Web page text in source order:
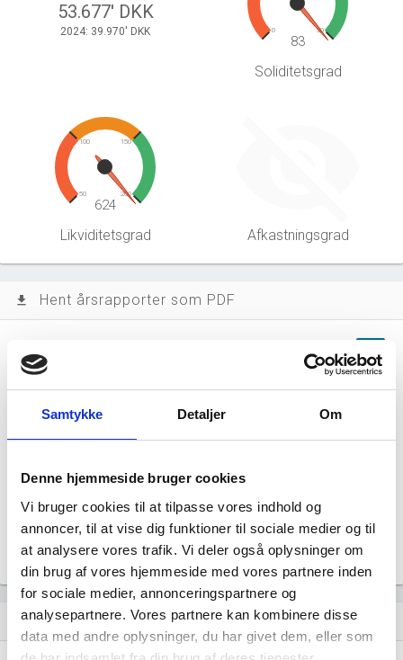
Samtykke Detaljer Om
Denne hjemmeside bruger cookies
Vi bruger cookies til at tilpasse vores indhold og
annoncer, til at vise dig funktioner til sociale medier og til
at analysere vores trafik. Vi deler også oplysninger om
din brug af vores hjemmeside med vores partnere inden
for sociale medier, annonceringspartnere og
analysepartnere. Vores partnere kan kombinere disse
data med andre oplysninger, du har givet dem, eller som
53.677' DKK
2024: 39.970' DKK 0 30
83
Soliditetsgrad
50
100 150
200
624
Likviditetsgrad Afkastningsgrad
file_download Hent årsrapporter som PDF
Årsrapporten 2025-12
Årsrapporten 2021-12
assignment Regnskaber